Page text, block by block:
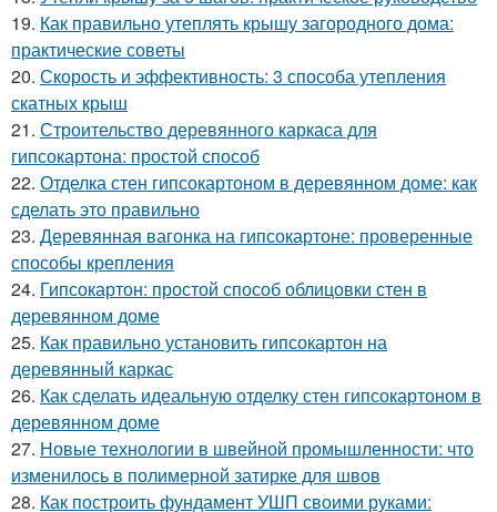
19. Как правильно утеплять крышу загородного дома:
практические советы
20. Скорость и эффективность: 3 способа утепления
скатных крыш
21. Строительство деревянного каркаса для
гипсокартона: простой способ
22. Отделка стен гипсокартоном в деревянном доме: как
сделать это правильно
23. Деревянная вагонка на гипсокартоне: проверенные
способы крепления
24. Гипсокартон: простой способ облицовки стен в
деревянном доме
25. Как правильно установить гипсокартон на
деревянный каркас
26. Как сделать идеальную отделку стен гипсокартоном в
деревянном доме
27. Новые технологии в швейной промышленности: что
изменилось в полимерной затирке для швов
28. Как построить фундамент УШП своими руками: